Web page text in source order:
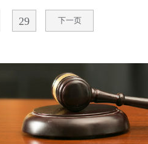
29 下一页